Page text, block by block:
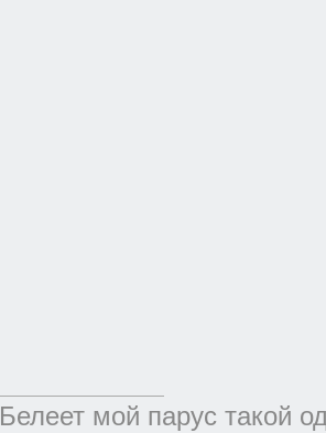
Белеет мой парус такой